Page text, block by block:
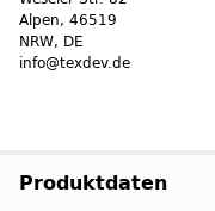
Alpen, 46519
NRW, DE
info@texdev.de
Produktdaten